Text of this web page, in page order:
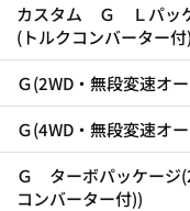
カスタム Ｇ Ｌパッケ
(トルクコンバーター付
Ｇ(2WD・無段変速オ
Ｇ(4WD・無段変速オ
Ｇ ターボパッケージ
コンバーター付))